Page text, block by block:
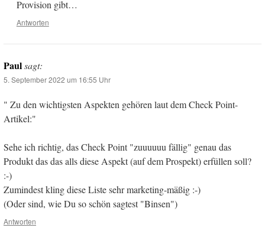
Provision gibt…
Antworten
Paulsagt:
5. September 2022 um 16:55 Uhr
" Zu den wichtigsten Aspekten gehören laut dem Check Point-
Artikel:"
Sehe ich richtig, das Check Point "zuuuuuu fällig" genau das
Produkt das das alls diese Aspekt (auf dem Prospekt) erfüllen soll?
:-)
Zumindest kling diese Liste sehr marketing-mäßig :-)
(Oder sind, wie Du so schön sagtest "Binsen")
Antworten